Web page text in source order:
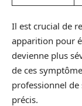
Il est crucial de
apparition pour
devienne plus
de ces
professionnel
précis.